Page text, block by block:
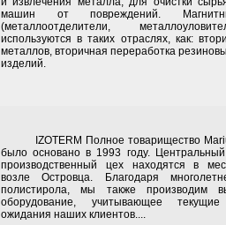
машин от повреждений.
(металлоотделители,
используются в таких отраслях, как:
металлов, вторичная переработка
изделий.
IZOTERM Полное товарищество
было основано в 1993 году.
производственный цех находятся в
возле Островца. Благодаря
полистирола, мы также производим
оборудование, учитывающее
ожидания наших клиентов....